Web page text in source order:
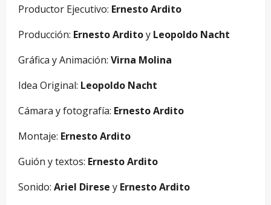
Productor Ejecutivo: Ernesto Ardito
Producción: Ernesto Arditoy Leopoldo Nacht
Gráfica y Animación: Virna Molina
Idea Original: Leopoldo Nacht
Cámara y fotografía: Ernesto Ardito
Montaje: Ernesto Ardito
Guión y textos: Ernesto Ardito
Sonido: Ariel Direse y Ernesto Ardito